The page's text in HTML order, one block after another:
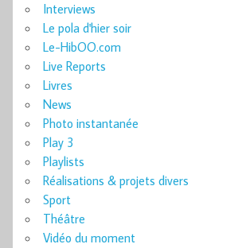
Interviews
Le pola d'hier soir
Le-HibOO.com
Live Reports
Livres
News
Photo instantanée
Play 3
Playlists
Réalisations & projets divers
Sport
Théâtre
Vidéo du moment